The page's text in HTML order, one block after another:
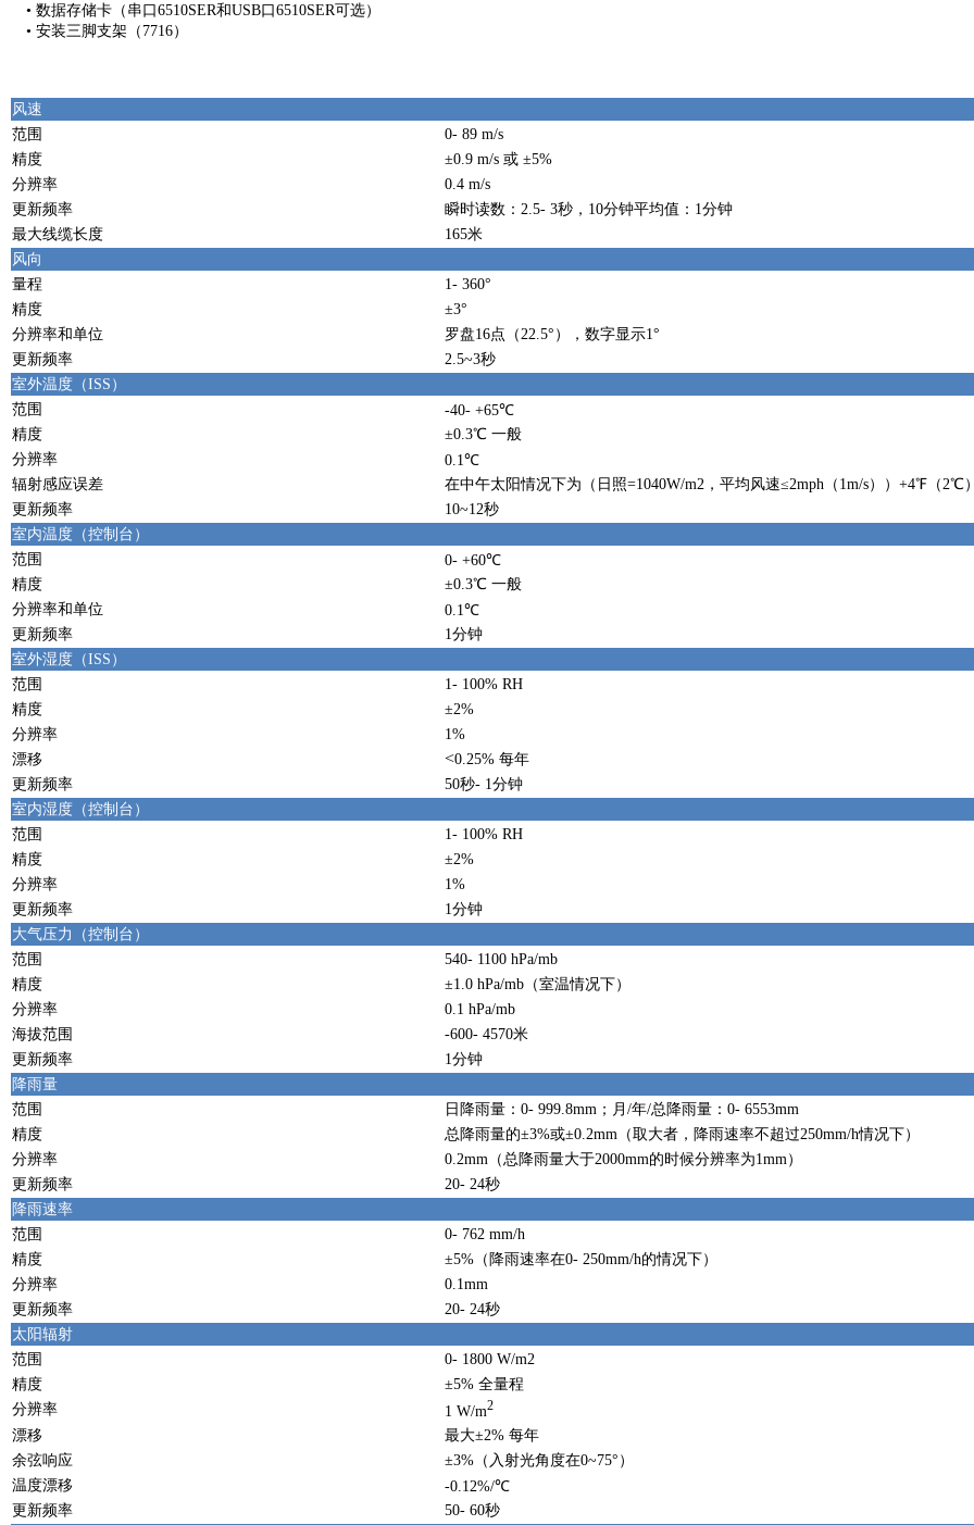
• 数据存储卡（串口6510SER和USB口6510SER可选）
• 安装三脚支架（7716）
风速
范围
0- 89 m/s
精度
±0.9 m/s 或 ±5%
分辨率
0.4 m/s
更新频率
瞬时读数：2.5- 3秒，10分钟平均值：1分钟
最大线缆长度
165米
风向
量程
1- 360°
精度
±3°
分辨率和单位
罗盘16点（22.5°），数字显示1°
更新频率
2.5~3秒
室外温度（ISS）
范围
-40- +65℃
精度
±0.3℃ 一般
分辨率
0.1℃
辐射感应误差
在中午太阳情况下为（日照=1040W/m2，平均风速≤2mph（1m/s））+4℉（2℃
更新频率
10~12秒
室内温度（控制台）
范围
0- +60℃
精度
±0.3℃ 一般
分辨率和单位
0.1℃
更新频率
1分钟
室外湿度（ISS）
范围
1- 100% RH
精度
±2%
分辨率
1%
漂移
<0.25% 每年
更新频率
50秒- 1分钟
室内湿度（控制台）
范围
1- 100% RH
精度
±2%
分辨率
1%
更新频率
1分钟
大气压力（控制台）
范围
540- 1100 hPa/mb
精度
±1.0 hPa/mb（室温情况下）
分辨率
0.1 hPa/mb
海拔范围
-600- 4570米
更新频率
1分钟
降雨量
范围
日降雨量：0- 999.8mm；月/年/总降雨量：0- 6553mm
精度
总降雨量的±3%或±0.2mm（取大者，降雨速率不超过250mm/h情况下）
分辨率
0.2mm（总降雨量大于2000mm的时候分辨率为1mm）
更新频率
20- 24秒
降雨速率
范围
0- 762 mm/h
精度
±5%（降雨速率在0- 250mm/h的情况下）
分辨率
0.1mm
更新频率
20- 24秒
太阳辐射
范围
0- 1800 W/m2
精度
±5% 全量程
分辨率
1 W/m2
漂移
最大±2% 每年
余弦响应
±3%（入射光角度在0~75°）
温度漂移
-0.12%/℃
更新频率
50- 60秒